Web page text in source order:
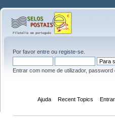
Por favor entre ou registe-se
Entrar com nome de utilizador,
Ajuda Recent Topics Entrar